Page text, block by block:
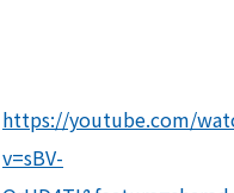
https://youtube.com/
v=sBV-